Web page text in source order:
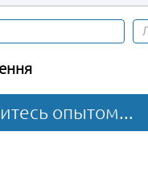
опытом...